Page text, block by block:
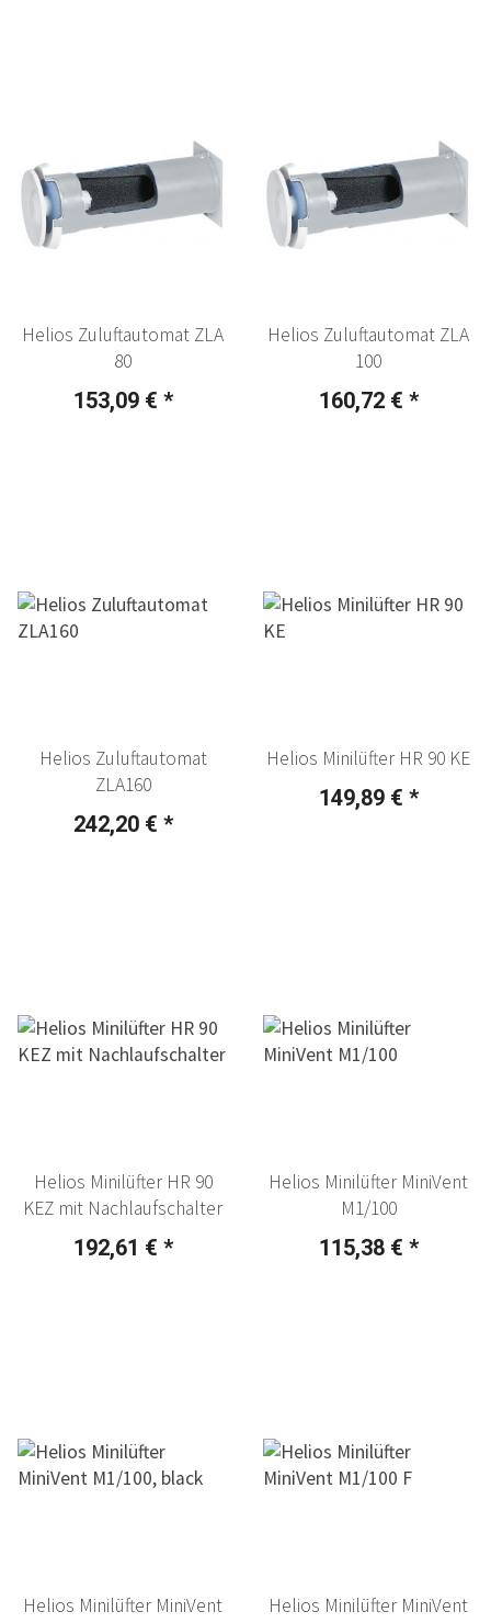
Helios Zuluftautomat ZLA
80
153,09 € *
Helios Zuluftautomat ZLA
100
160,72 € *
Helios Zuluftautomat
ZLA160
242,20 € *
Helios Minilüfter HR 90 KE
149,89 € *
Helios Minilüfter HR 90
KEZ mit Nachlaufschalter
192,61 € *
Helios Minilüfter MiniVent
M1/100
115,38 € *
Helios Minilüfter MiniVent
Helios Minilüfter MiniVent